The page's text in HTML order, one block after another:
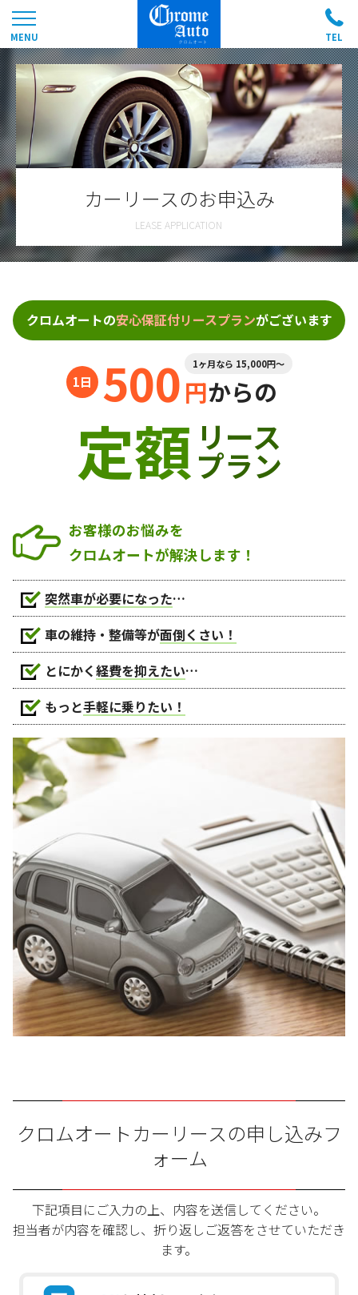
カーリースのお申込み
クロムオートの安心保証付リースプランがございます
500 1ヶ月なら 15,000円～
円からの
定額 リース
プラン
お客様のお悩みを
クロムオートが解決します！
突然車が必要になった…
車の維持・整備等が面倒くさい！
とにかく経費を抑えたい…
もっと手軽に乗りたい！
クロムオートカーリースの申し込みフ
ォーム
下記項目にご入力の上、内容を送信してください。
担当者が内容を確認し、折り返しご返答をさせていただき
ます。